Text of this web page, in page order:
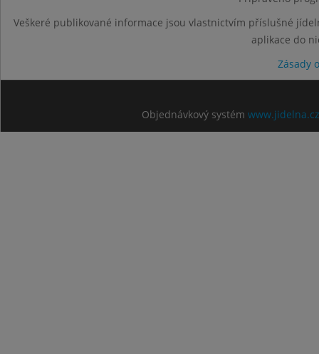
Veškeré publikované informace jsou vlastnictvím příslušné
aplikace do
Zásady
Objednávkový systém www.jidelna.cz